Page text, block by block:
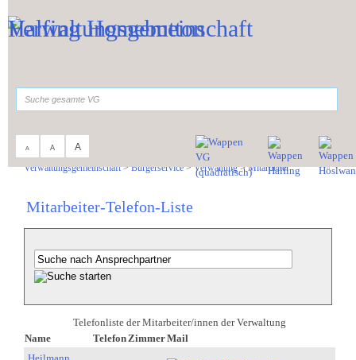
A A A
Verwaltungsgemeinschaft>Bürgerservice>Verwaltung>Mitarbeiter
Mitarbeiter-Telefon-Liste
Telefonliste der Mitarbeiter/innen der Verwaltung
Name
Telefon ZimmerMail